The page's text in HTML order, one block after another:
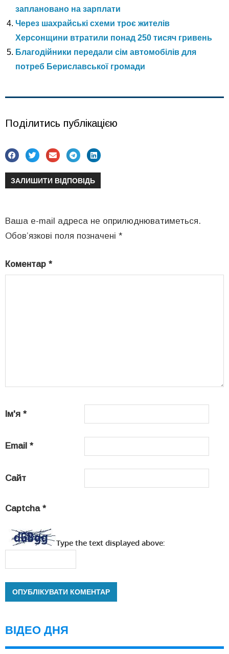
заплановано на зарплати
Через шахрайські схеми троє жителів
Херсонщини втратили понад 250 тисяч гривень
Благодійники передали сім автомобілів для
потреб Бериславської громади
Поділитись публікацією
ЗАЛИШИТИ ВІДПОВІДЬ
Ваша e-mail адреса не оприлюднюватиметься.
Обов’язкові поля позначені *
Коментар *
Ім'я *
Email *
Сайт
Captcha *
Type the text displayed above:
ВІДЕО ДНЯ